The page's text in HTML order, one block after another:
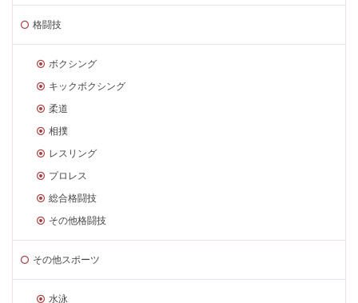
格闘技
ボクシング
キックボクシング
柔道
相撲
レスリング
プロレス
総合格闘技
その他格闘技
その他スポーツ
水泳